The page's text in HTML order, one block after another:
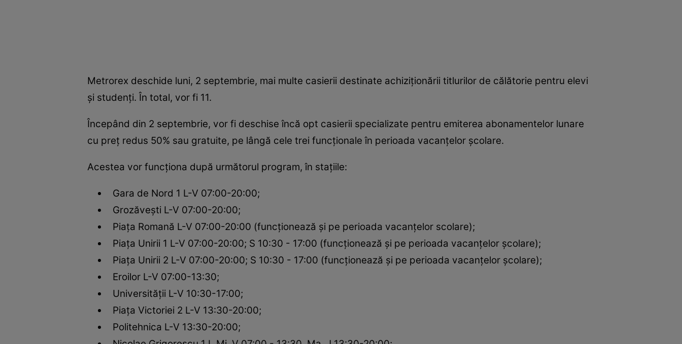
Metrorex deschide luni, 2 septembrie, mai multe casierii destinate achiziționării titlurilor de călătorie pentru elevi
și studenți. În total, vor fi 11.
Începând din 2 septembrie, vor fi deschise încă opt casierii specializate pentru emiterea abonamentelor lunare
cu preț redus 50% sau gratuite, pe lângă cele trei funcționale în perioada vacanțelor școlare.
Acestea vor funcționa după următorul program, în stațiile:
Gara de Nord 1 L-V 07:00-20:00;
Grozăvești L-V 07:00-20:00;
Piața Romană L-V 07:00-20:00 (funcționează și pe perioada vacanțelor scolare);
Piața Unirii 1 L-V 07:00-20:00; S 10:30 - 17:00 (funcționează și pe perioada vacanțelor școlare);
Piața Unirii 2 L-V 07:00-20:00; S 10:30 - 17:00 (funcționează și pe perioada vacanțelor școlare);
Eroilor L-V 07:00-13:30;
Universității L-V 10:30-17:00;
Piața Victoriei 2 L-V 13:30-20:00;
Politehnica L-V 13:30-20:00;